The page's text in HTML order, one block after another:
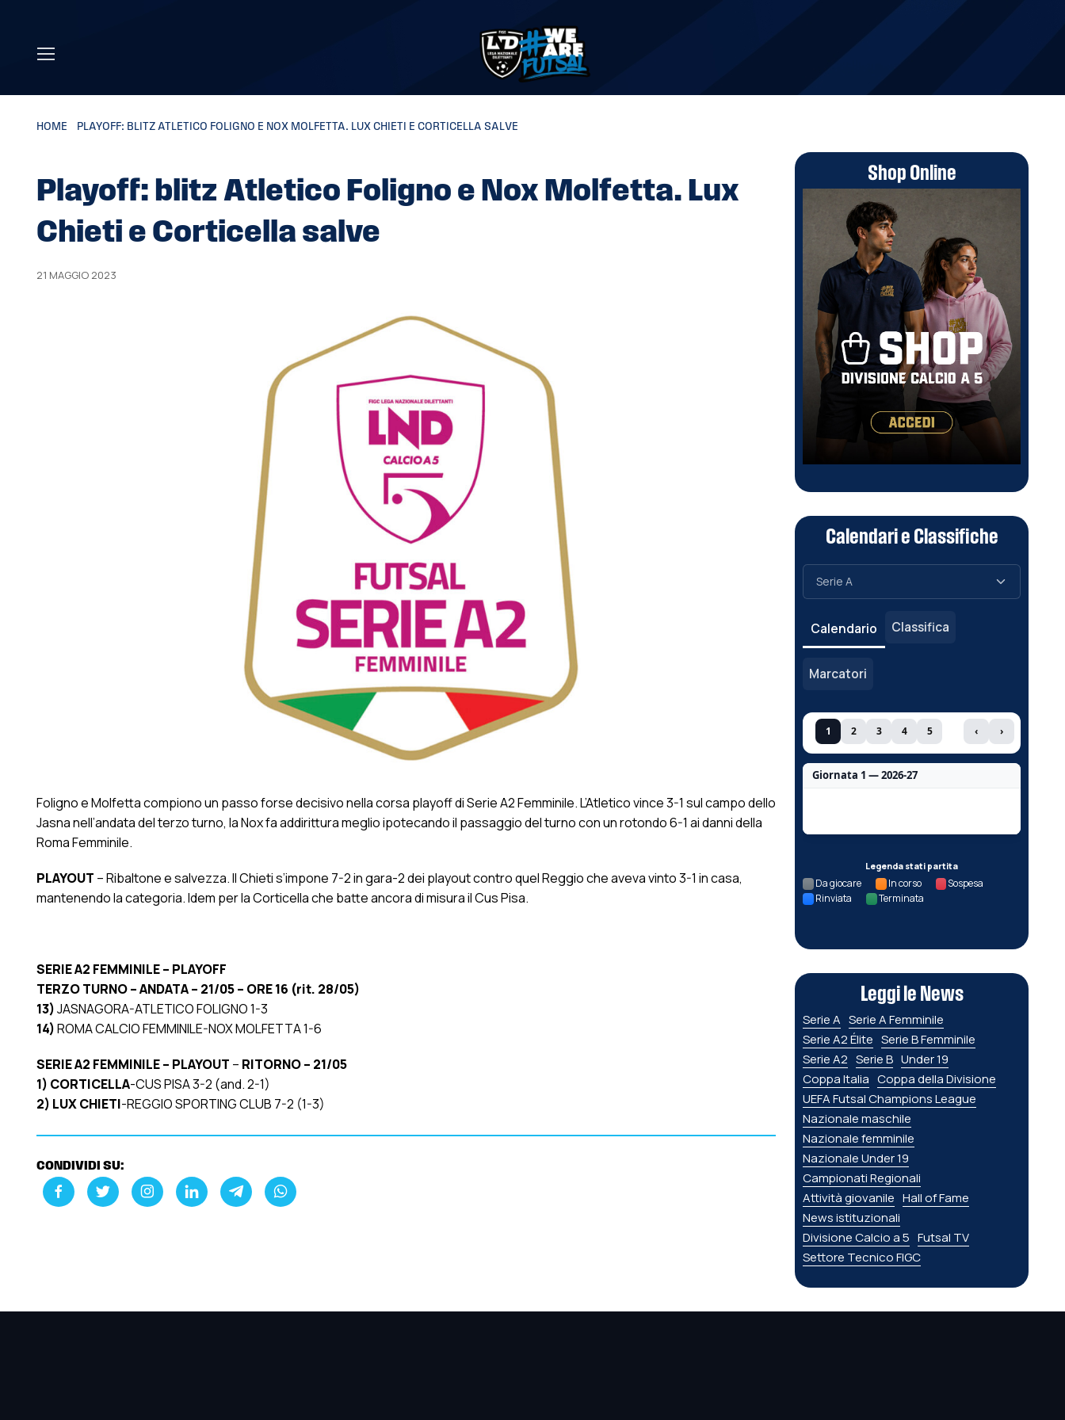
HOME PLAYOFF: BLITZ ATLETICO FOLIGNO E NOX MOLFETTA. LUX CHIETI E CORTICELLA SALVE
Playoff: blitz Atletico Foligno e Nox Molfetta. Lux
Chieti e Corticella salve
21 MAGGIO 2023
Foligno e Molfetta compiono un passo forse decisivo nella corsa playoff di Serie A2 Femminile. L’Atletico vince 3-1 sul campo dello
Jasna nell’andata del terzo turno, la Nox fa addirittura meglio ipotecando il passaggio del turno con un rotondo 6-1 ai danni della
Roma Femminile.
PLAYOUT – Ribaltone e salvezza. Il Chieti s’impone 7-2 in gara-2 dei playout contro quel Reggio che aveva vinto 3-1 in casa,
mantenendo la categoria. Idem per la Corticella che batte ancora di misura il Cus Pisa.
SERIE A2 FEMMINILE – PLAYOFF
TERZO TURNO – ANDATA – 21/05 – ORE 16 (rit. 28/05)
13)JASNAGORA-ATLETICO FOLIGNO 1-3
14)ROMA CALCIO FEMMINILE-NOX MOLFETTA 1-6
SERIE A2 FEMMINILE – PLAYOUT – RITORNO – 21/05
1) CORTICELLA-CUS PISA 3-2 (and. 2-1)
2) LUX CHIETI-REGGIO SPORTING CLUB 7-2 (1-3)
CONDIVIDI SU:
Shop Online
Calendari e Classifiche
Calendario Classifica
Marcatori
1 2 3 4 5 ‹ ›
Giornata 1 — 2026-27
Legenda stati partita
Da giocare In corso
Sospesa
Rinviata
Terminata
Leggi le News
Serie A Serie A Femminile
Serie A2 Élite Serie B Femminile
Serie A2 Serie B Under 19
Coppa Italia Coppa della Divisione
UEFA Futsal Champions League
Nazionale maschile
Nazionale femminile
Nazionale Under 19
Campionati Regionali
Attività giovanile Hall of Fame
News istituzionali
Divisione Calcio a 5 Futsal TV
Settore Tecnico FIGC